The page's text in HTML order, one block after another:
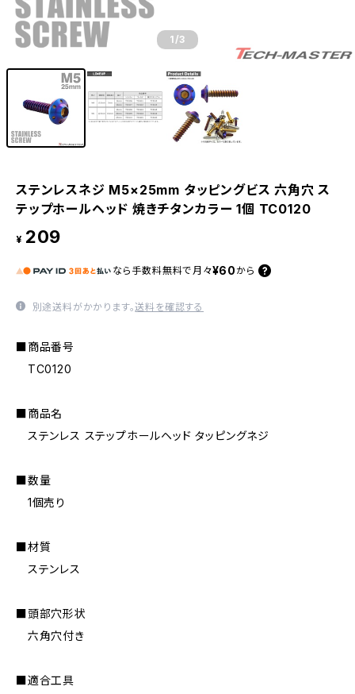
1 /3
ステンレスネジ M5×25mm タッピングビス 六角穴 ス
テップホールヘッド 焼きチタンカラー 1個 TC0120
¥ 209
なら 手数料無料で 月々¥60 から
別途送料がかかります。送料を確認する
■商品番号
TC0120
■商品名
ステンレス ステップホールヘッド タッピングネジ
■数量
1個売り
■材質
ステンレス
■頭部穴形状
六角穴付き
■適合工具